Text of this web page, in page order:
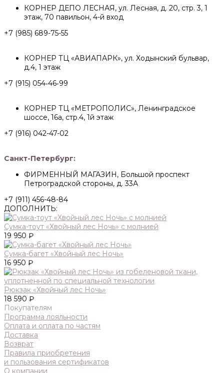
КОРНЕР ДЕПО ЛЕСНАЯ, ул. Лесная, д. 20, стр. 3, 1
этаж, 70 павильон, 4-й вход
+7 (985) 689-75-55
КОРНЕР ТЦ «АВИАПАРК», ул. Ходынский бульвар,
д.4, 1 этаж
+7 (915) 054‑46‑99
КОРНЕР ТЦ «МЕТРОПОЛИС», Ленинградское
шоссе, 16а, стр.4, 1й этаж
+7 (916) 042-47-02
Санкт-Петербург:
ФИРМЕННЫЙ МАГАЗИН, Большой проспект
Петроградской стороны, д. 33А
+7 (911) 456-48-84
ДОПОЛНИТЬ:
Сумка-тоут «Хвойный лес Ночь» с молнией
19 950 ₽
Сумка-багет «Хвойный лес Ночь»
16 950 ₽
Рюкзак «Хвойный лес Ночь»
18 590 ₽
Покупателям
Программа лояльности
Оплата и оплата по частям
Доставка
Возврат
Правила приобретения
и пользования сертификатов
О компании